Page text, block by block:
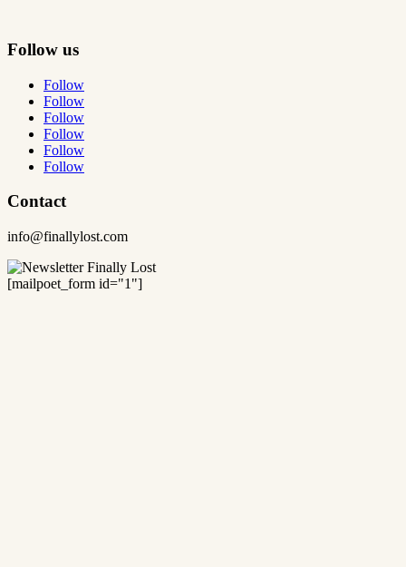
Follow us
Follow
Follow
Follow
Follow
Follow
Follow
Contact
info@finallylost.com
[mailpoet_form id="1"]